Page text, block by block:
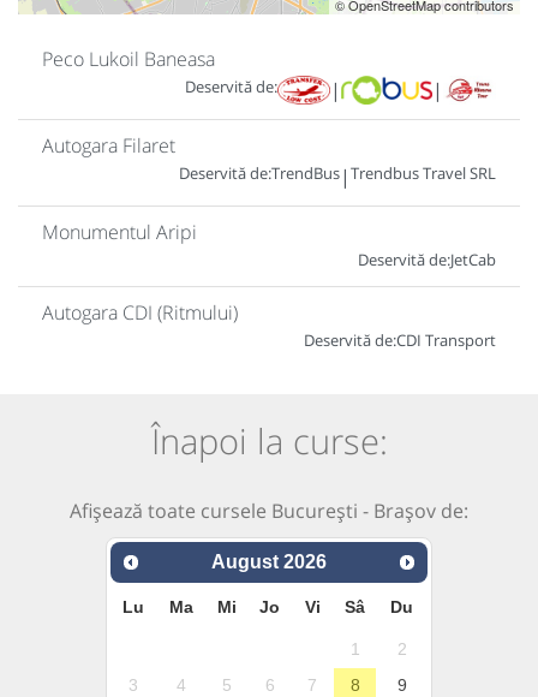
© OpenStreetMap contributors
Peco Lukoil Baneasa
Deservită de: | |
Autogara Filaret
Deservită de:TrendBus| Trendbus Travel SRL
Monumentul Aripi
Deservită de:JetCab
Autogara CDI (Ritmului)
Deservită de:CDI Transport
Înapoi la curse:
Afișează toate cursele București - Brașov de:
August 2026
Lu Ma Mi Jo Vi Sâ Du
1
2
3
4 5 6 7 8
9